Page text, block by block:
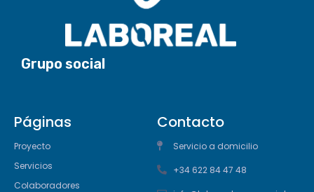
Grupo social
Páginas
Proyecto
Servicios
Colaboradores
Contacto
Servicio a domicilio
+34 622 84 47 48